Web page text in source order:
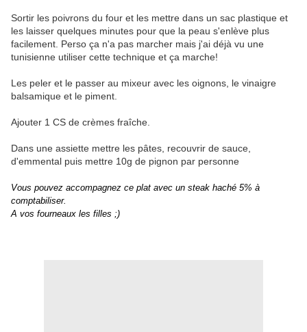
Sortir les poivrons du four et les mettre dans un sac plastique et
les laisser quelques minutes pour que la peau s'enlève plus
facilement. Perso ça n'a pas marcher mais j'ai déjà vu une
tunisienne utiliser cette technique et ça marche!
Les peler et le passer au mixeur avec les oignons, le vinaigre
balsamique et le piment.
Ajouter 1 CS de crèmes fraîche.
Dans une assiette mettre les pâtes, recouvrir de sauce,
d'emmental puis mettre 10g de pignon par personne
Vous pouvez accompagnez ce plat avec un steak haché 5% à
comptabiliser.
A vos fourneaux les filles ;)